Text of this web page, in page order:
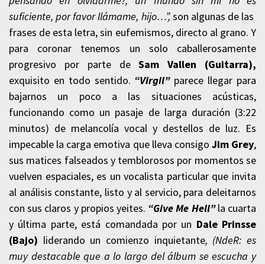
suficiente, por favor llámame, hijo…”,son algunas de las
frases de esta letra, sin eufemismos, directo al grano. Y
para coronar tenemos un solo caballerosamente
progresivo por parte deSam Vallen (Guitarra),
exquisito en todo sentido. “Virgil”parece llegar para
bajarnos un poco a las situaciones acústicas,
funcionando como un pasaje de larga duración (3:22
minutos) de melancolía vocal y destellos de luz. Es
impecable la carga emotiva que lleva consigo Jim Grey,
sus matices falseados y temblorosos por momentos se
vuelven espaciales, es un vocalista particular que invita
al análisis constante, listo y al servicio, para deleitarnos
con sus claros y propios yeites. “Give Me Hell”la cuarta
y última parte, está comandada por un Dale Prinsse
(Bajo) liderando un comienzo inquietante, (NdeR: es
muy destacable que a lo largo del álbum se escucha y